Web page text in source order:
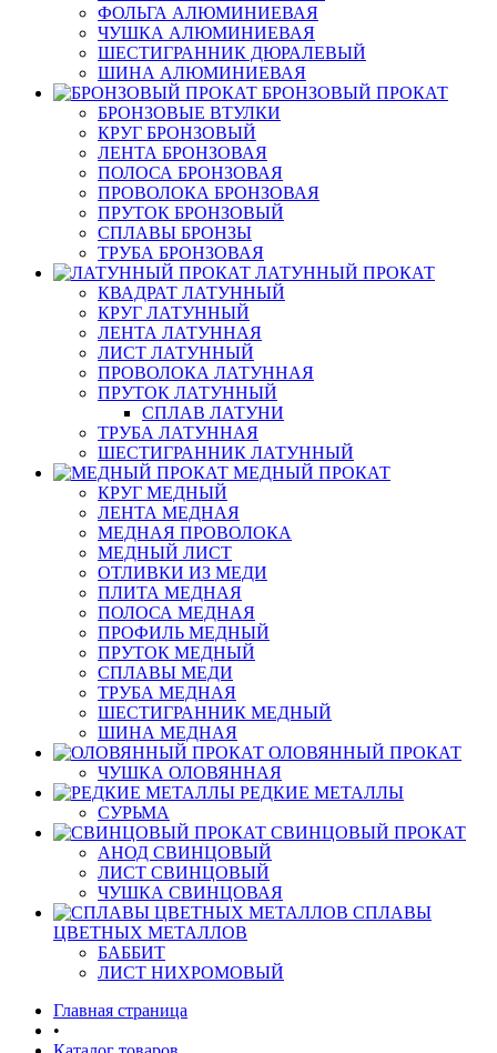
ФОЛЬГА АЛЮМИНИЕВАЯ
ЧУШКА АЛЮМИНИЕВАЯ
ШЕСТИГРАННИК ДЮРАЛЕВЫЙ
ШИНА АЛЮМИНИЕВАЯ
БРОНЗОВЫЙ ПРОКАТ
БРОНЗОВЫЕ ВТУЛКИ
КРУГ БРОНЗОВЫЙ
ЛЕНТА БРОНЗОВАЯ
ПОЛОСА БРОНЗОВАЯ
ПРОВОЛОКА БРОНЗОВАЯ
ПРУТОК БРОНЗОВЫЙ
СПЛАВЫ БРОНЗЫ
ТРУБА БРОНЗОВАЯ
ЛАТУННЫЙ ПРОКАТ
КВАДРАТ ЛАТУННЫЙ
КРУГ ЛАТУННЫЙ
ЛЕНТА ЛАТУННАЯ
ЛИСТ ЛАТУННЫЙ
ПРОВОЛОКА ЛАТУННАЯ
ПРУТОК ЛАТУННЫЙ
СПЛАВ ЛАТУНИ
ТРУБА ЛАТУННАЯ
ШЕСТИГРАННИК ЛАТУННЫЙ
МЕДНЫЙ ПРОКАТ
КРУГ МЕДНЫЙ
ЛЕНТА МЕДНАЯ
МЕДНАЯ ПРОВОЛОКА
МЕДНЫЙ ЛИСТ
ОТЛИВКИ ИЗ МЕДИ
ПЛИТА МЕДНАЯ
ПОЛОСА МЕДНАЯ
ПРОФИЛЬ МЕДНЫЙ
ПРУТОК МЕДНЫЙ
СПЛАВЫ МЕДИ
ТРУБА МЕДНАЯ
ШЕСТИГРАННИК МЕДНЫЙ
ШИНА МЕДНАЯ
ОЛОВЯННЫЙ ПРОКАТ
ЧУШКА ОЛОВЯННАЯ
РЕДКИЕ МЕТАЛЛЫ
СУРЬМА
СВИНЦОВЫЙ ПРОКАТ
АНОД СВИНЦОВЫЙ
ЛИСТ СВИНЦОВЫЙ
ЧУШКА СВИНЦОВАЯ
СПЛАВЫ
ЦВЕТНЫХ МЕТАЛЛОВ
БАББИТ
ЛИСТ НИХРОМОВЫЙ
Главная страница
•